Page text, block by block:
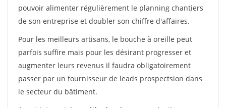
pouvoir alimenter régulièrement le planning chantiers
de son entreprise et doubler son chiffre d'affaires.
Pour les meilleurs artisans, le bouche à oreille peut
parfois suffire mais pour les désirant progresser et
augmenter leurs revenus il faudra obligatoirement
passer par un fournisseur de leads prospectsion dans
le secteur du bâtiment.